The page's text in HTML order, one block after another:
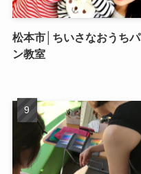
松本市│ちいさなおうちパ
ン教室